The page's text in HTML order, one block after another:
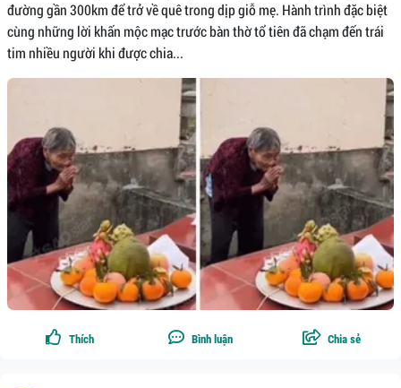
đường gần 300km để trở về quê trong dịp giỗ mẹ. Hành trình đặc biệt
cùng những lời khấn mộc mạc trước bàn thờ tổ tiên đã chạm đến trái
tim nhiều người khi được chia...
Thích Bình luận Chia sẻ